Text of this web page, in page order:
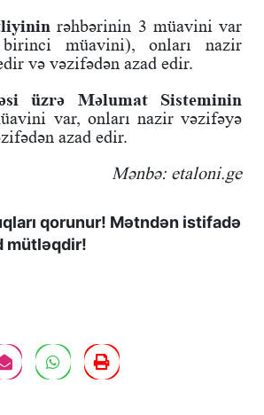
rəhbərinin 3 müavini var
müavini), onları nazir
və vəzifədən azad edir.
üzrə Məlumat Sisteminin
var, onları nazir vəzifəyə
azad edir.
Mənbə: etaloni.ge
qorunur! Mətndən istifadə
mütləqdir!